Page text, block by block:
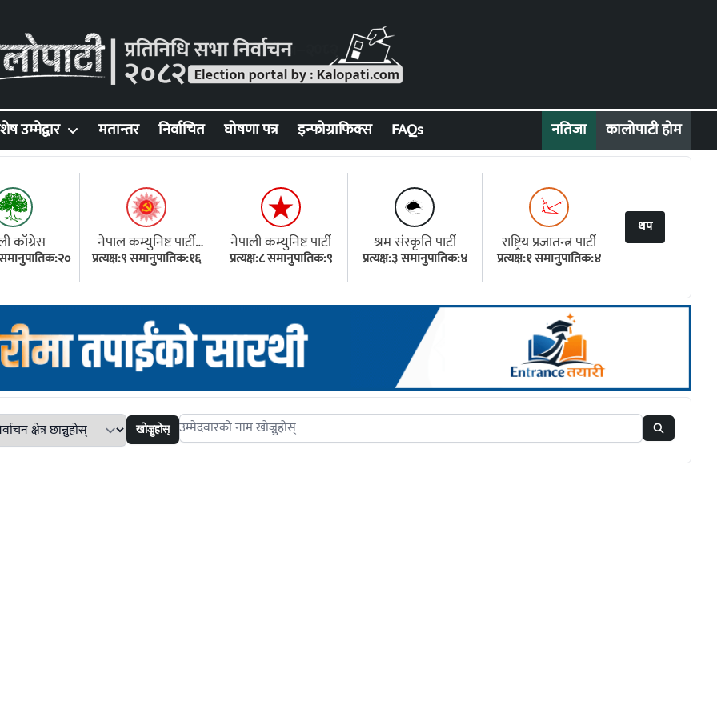
नतिजा कालोपाटी होम
उम्मेद्वार मतान्तर निर्वाचित घोषणा पत्र इन्फोग्राफिक्स FAQs
काँग्रेस
समानुपातिक:२०
नेपाल कम्युनिष्ट पार्टी
(एमाले)
प्रत्यक्ष:९ समानुपातिक:१६
नेपाली कम्युनिष्ट पार्टी
प्रत्यक्ष:८ समानुपातिक:९
श्रम संस्कृति पार्टी
प्रत्यक्ष:३ समानुपातिक:४
राष्ट्रिय प्रजातन्त्र पार्टी
प्रत्यक्ष:१ समानुपातिक:४
थप
खोज्नुहोस् Search candidates